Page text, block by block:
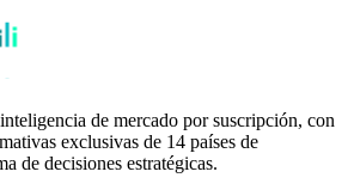
de mercado por suscripción, con
exclusivas de 14 países de
de decisiones estratégicas.